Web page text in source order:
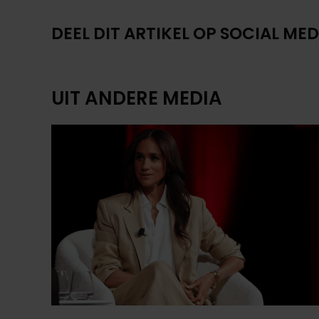
DEEL DIT ARTIKEL OP SOCIAL
UIT ANDERE MEDIA